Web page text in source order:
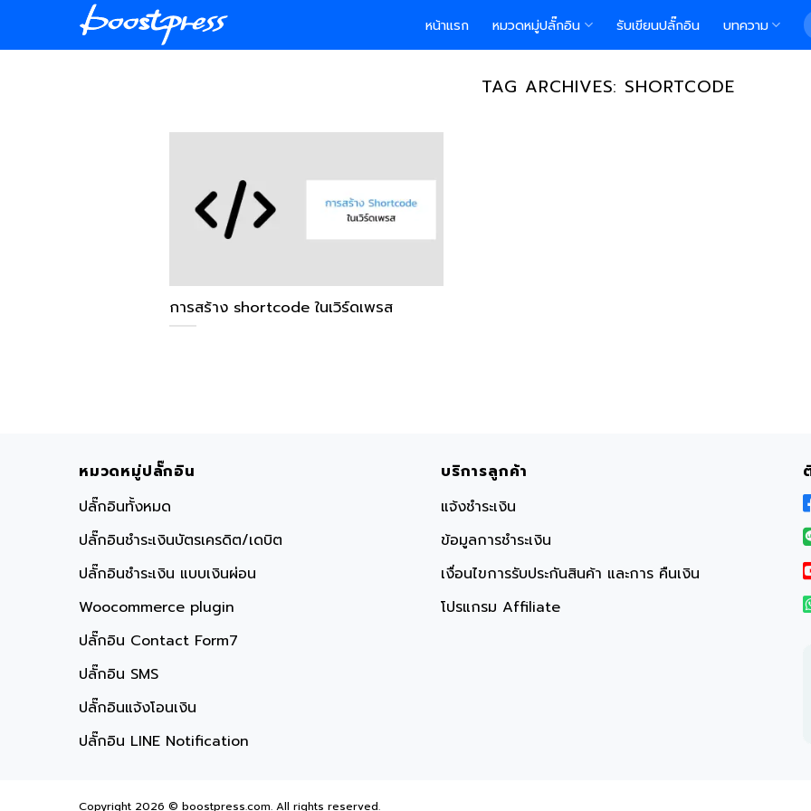
content
หน้าแรก หมวดหมู่ปลั๊กอิน รับเขียนปลั๊กอิน บทความ
TAG ARCHIVES: SHORTCODE
การสร้าง shortcode ในเวิร์ดเพรส
หมวดหมู่ปลั๊กอิน
ปลั๊กอินทั้งหมด
ปลั๊กอินชำระเงินบัตรเครดิต/เดบิต
ปลั๊กอินชำระเงิน แบบเงินผ่อน
Woocommerce plugin
ปลั๊กอิน Contact Form7
ปลั๊กอิน SMS
ปลั๊กอินแจ้งโอนเงิน
ปลั๊กอิน LINE Notification
บริการลูกค้า
แจ้งชำระเงิน
ข้อมูลการชำระเงิน
เงื่อนไขการรับประกันสินค้า และการ คืนเงิน
โปรแกรม Affiliate
Copyright 2026 © boostpress.com. All rights reserved.